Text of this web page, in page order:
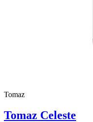
Tomaz
Tomaz Celeste